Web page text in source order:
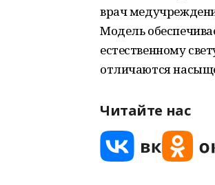
врач
Модель
естественному
отличаются
Читайте нас